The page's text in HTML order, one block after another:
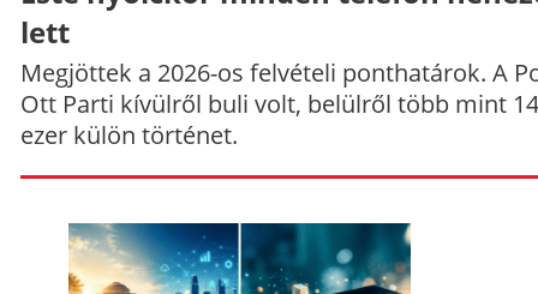
lett
Megjöttek a 2026-os felvételi ponthatárok. A
Ott Parti kívülről buli volt, belülről több mint
ezer külön történet.